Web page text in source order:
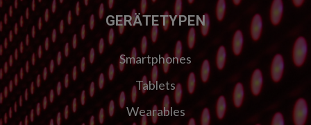
FUSSZEILE GERÄTETYPEN
Smartphones
Tablets
Wearables